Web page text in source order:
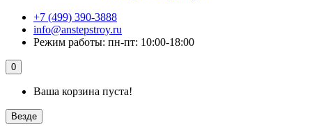
+7 (499) 390-3888
info@anstepstroy.ru
Режим работы: пн-пт: 10:00-18:00
0
Ваша корзина пуста!
Везде